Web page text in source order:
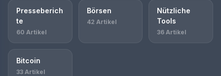
Presseberich
te
60 Artikel
Börsen
42 Artikel
Nützliche
Tools
36 Artikel
Bitcoin
33 Artikel